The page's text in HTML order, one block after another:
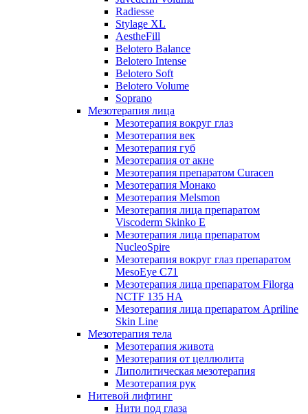
Radiesse
Stylage XL
AestheFill
Belotero Balance
Belotero Intense
Belotero Soft
Belotero Volume
Soprano
Мезотерапия лица
Мезотерапия вокруг глаз
Мезотерапия век
Мезотерапия губ
Мезотерапия от акне
Мезотерапия препаратом Curacen
Мезотерапия Монако
Мезотерапия Melsmon
Мезотерапия лица препаратом
Viscoderm Skinko E
Мезотерапия лица препаратом
NucleoSpire
Мезотерапия вокруг глаз препаратом
MesoEye С71
Мезотерапия лица препаратом Filorga
NCTF 135 HA
Мезотерапия лица препаратом Apriline
Skin Line
Мезотерапия тела
Мезотерапия живота
Мезотерапия от целлюлита
Липолитическая мезотерапия
Мезотерапия рук
Нитевой лифтинг
Нити под глаза